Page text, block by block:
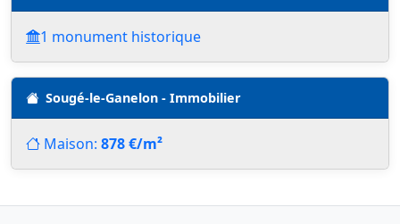
1 monument historique
Sougé-le-Ganelon - Immobilier
Maison: 878 €/m²